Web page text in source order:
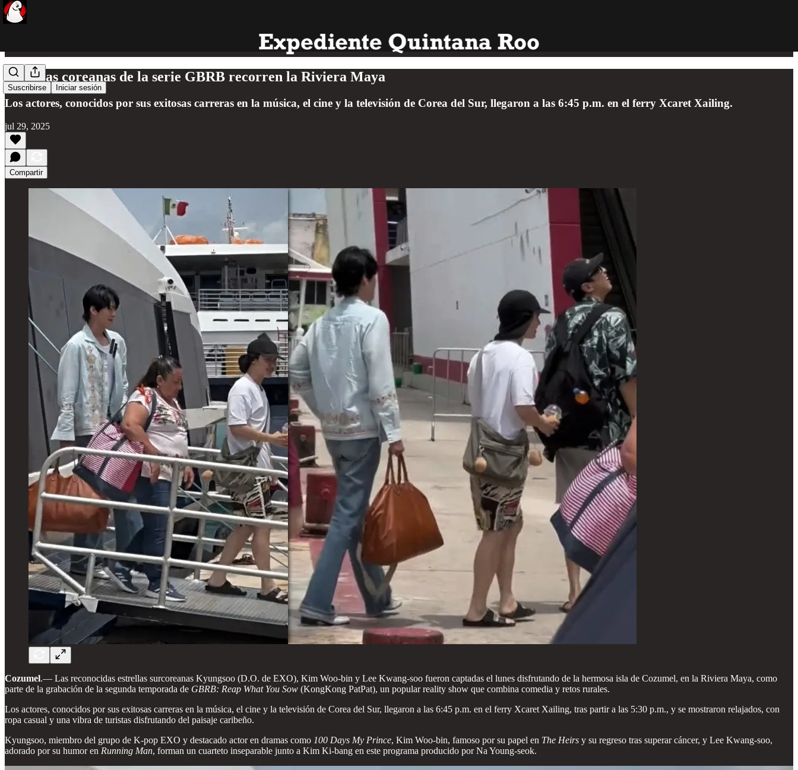
Suscribirse Iniciar sesión
Estrellas coreanas de la serie GBRB recorren la Riviera Maya
Los actores, conocidos por sus exitosas carreras en la música, el cine y la televisión de Corea del Sur, llegaron a las 6:45 p.m. en el ferry Xcaret Xailing.
jul 29, 2025
Compartir
Cozumel.— Las reconocidas estrellas surcoreanas Kyungsoo (D.O. de EXO), Kim Woo-bin y Lee Kwang-soo fueron captadas el lunes disfrutando de la hermosa isla de Cozumel, en la Riviera Maya, como
parte de la grabación de la segunda temporada de GBRB: Reap What You Sow (KongKong PatPat), un popular reality show que combina comedia y retos rurales.
Los actores, conocidos por sus exitosas carreras en la música, el cine y la televisión de Corea del Sur, llegaron a las 6:45 p.m. en el ferry Xcaret Xailing, tras partir a las 5:30 p.m., y se mostraron relajados, con
ropa casual y una vibra de turistas disfrutando del paisaje caribeño.
Kyungsoo, miembro del grupo de K-pop EXO y destacado actor en dramas como 100 Days My Prince, Kim Woo-bin, famoso por su papel en The Heirs y su regreso tras superar cáncer, y Lee Kwang-soo,
adorado por su humor en Running Man, forman un cuarteto inseparable junto a Kim Ki-bang en este programa producido por Na Young-seok.